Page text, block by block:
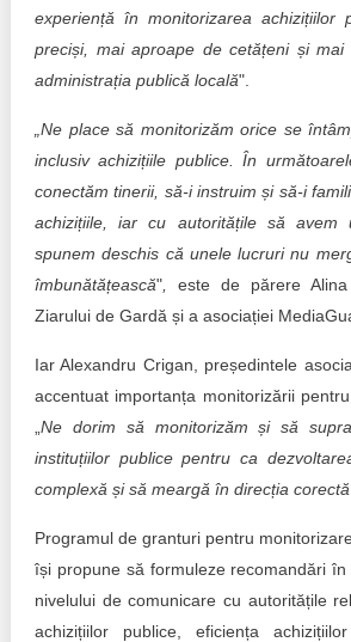
experiență în monitorizarea achizițiilor
preciși, mai aproape de cetățeni și mai
administrația publică locală".
„Ne place să monitorizăm orice se
inclusiv achizițiile publice. În
conectăm tinerii, să-i instruim și să-i
achizițiile, iar cu autoritățile să
spunem deschis că unele lucruri nu
îmbunătățească", este de părere
Ziarului de Gardă și a asociației
Iar Alexandru Crigan, președintele
accentuat importanța monitorizării
Ne dorim să monitorizăm și să
instituțiilor publice pentru ca
complexă și să meargă în direcția
Programul de granturi pentru
își propune să formuleze recomandări
nivelului de comunicare cu autoritățile
achizițiilor publice, eficiența